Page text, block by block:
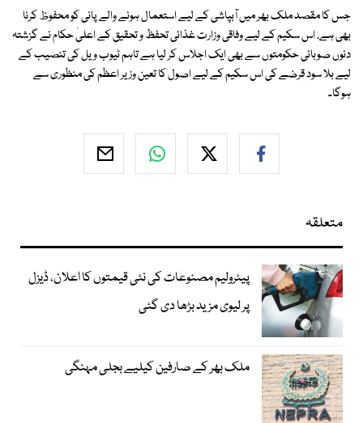
جس کا مقصد ملک بھر میں آبپاشی کے لیے استعمال ہونے والے پانی کو محفوظ کرنا
بھی ہے، اس سکیم کے لیے وفاقی وزارت غذائی تحفظ و تحقیق کے اعلیٰ حکام نے گزشتہ
دنوں صوبائی حکومتوں سے بھی ایک اجلاس کر لیا ہے تاہم ٹیوب ویل کی تنصیب کے
لیے بلا سود قرضے کی اس سکیم کے لیے اصول کا تعین وزیر اعظم کی منظوری سے
ہوگا۔
متعلقہ
پیٹرولیم مصنوعات کی نئی قیمتوں کا اعلان، ڈیزل
پر لیوی مزید بڑھا دی گئی
ملک بھر کے صارفین کیلیے بجلی مہنگی